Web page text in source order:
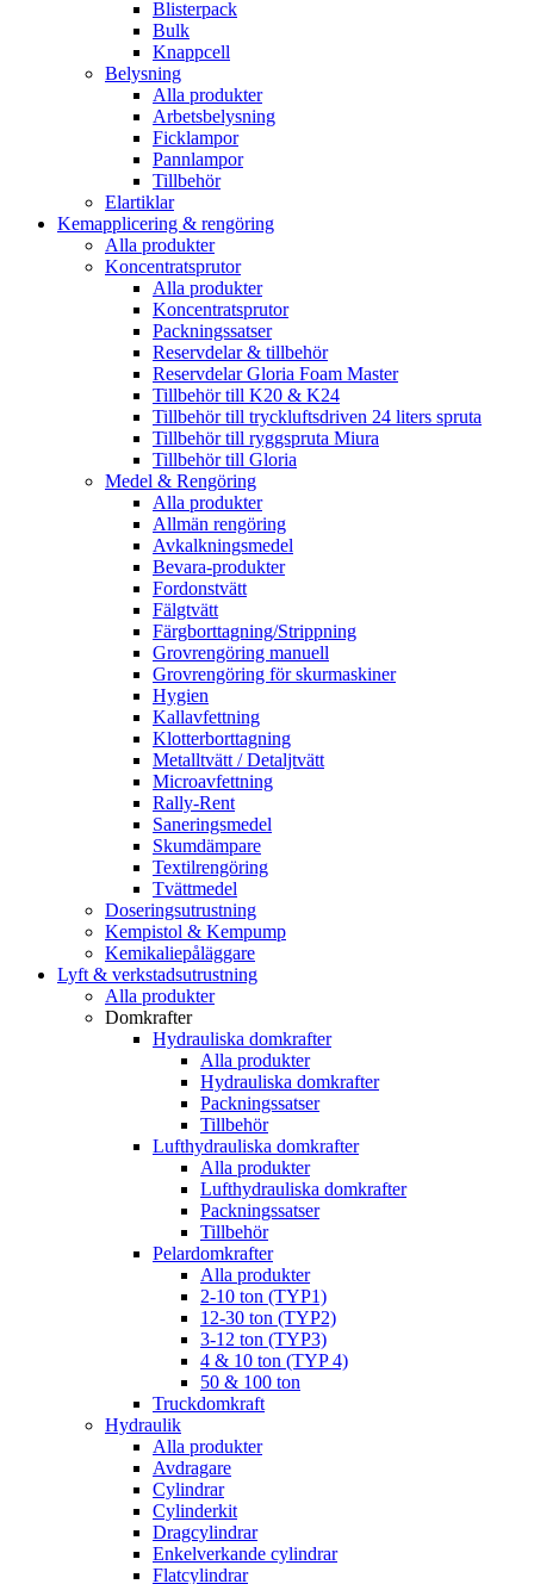
Blisterpack
Bulk
Knappcell
Belysning
Alla produkter
Arbetsbelysning
Ficklampor
Pannlampor
Tillbehör
Elartiklar
Kemapplicering & rengöring
Alla produkter
Koncentratsprutor
Alla produkter
Koncentratsprutor
Packningssatser
Reservdelar & tillbehör
Reservdelar Gloria Foam Master
Tillbehör till K20 & K24
Tillbehör till tryckluftsdriven 24 liters spruta
Tillbehör till ryggspruta Miura
Tillbehör till Gloria
Medel & Rengöring
Alla produkter
Allmän rengöring
Avkalkningsmedel
Bevara-produkter
Fordonstvätt
Fälgtvätt
Färgborttagning/Strippning
Grovrengöring manuell
Grovrengöring för skurmaskiner
Hygien
Kallavfettning
Klotterborttagning
Metalltvätt / Detaljtvätt
Microavfettning
Rally-Rent
Saneringsmedel
Skumdämpare
Textilrengöring
Tvättmedel
Doseringsutrustning
Kempistol & Kempump
Kemikaliepåläggare
Lyft & verkstadsutrustning
Alla produkter
Domkrafter
Hydrauliska domkrafter
Alla produkter
Hydrauliska domkrafter
Packningssatser
Tillbehör
Lufthydrauliska domkrafter
Alla produkter
Lufthydrauliska domkrafter
Packningssatser
Tillbehör
Pelardomkrafter
Alla produkter
2-10 ton (TYP1)
12-30 ton (TYP2)
3-12 ton (TYP3)
4 & 10 ton (TYP 4)
50 & 100 ton
Truckdomkraft
Hydraulik
Alla produkter
Avdragare
Cylindrar
Cylinderkit
Dragcylindrar
Enkelverkande cylindrar
Flatcylindrar